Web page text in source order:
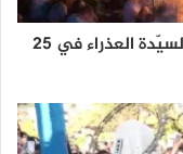
كلمات قويّة ونبوءة صعبة في رسالة السيّدة العذراء في 25